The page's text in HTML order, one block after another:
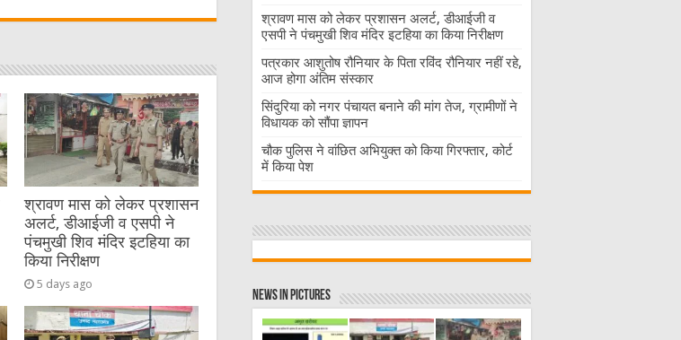
श्रावण मास को लेकर प्रशासन
अलर्ट, डीआईजी व एसपी ने
पंचमुखी शिव मंदिर इटहिया का
किया निरीक्षण
5 days ago
श्रावण मास को लेकर प्रशासन अलर्ट, डीआईजी व
एसपी ने पंचमुखी शिव मंदिर इटहिया का किया निरीक्षण
पत्रकार आशुतोष रौनियार के पिता रविंद रौनियार नहीं रहे,
आज होगा अंतिम संस्कार
सिंदुरिया को नगर पंचायत बनाने की मांग तेज, ग्रामीणों ने
विधायक को सौंपा ज्ञापन
चौक पुलिस ने वांछित अभियुक्त को किया गिरफ्तार, कोर्ट
में किया पेश
News in Pictures